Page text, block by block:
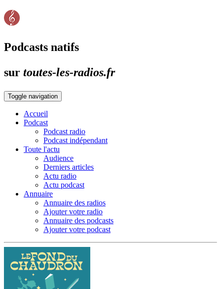
Podcasts natifs
sur toutes-les-radios.fr
Toggle navigation
Accueil
Podcast
Podcast radio
Podcast indépendant
Toute l'actu
Audience
Derniers articles
Actu radio
Actu podcast
Annuaire
Annuaire des radios
Ajouter votre radio
Annuaire des podcasts
Ajouter votre podcast